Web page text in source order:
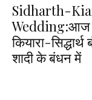
Sidharth-
Wedding:आज
कियारा-
शादी के बंधन में